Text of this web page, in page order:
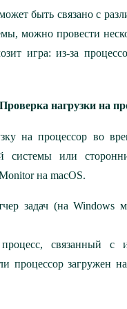
быть связано с
можно провести
игра: из-за
нагрузки на
на процессор во
системы или
на macOS.
задач (на
связанный с
процессор загружен